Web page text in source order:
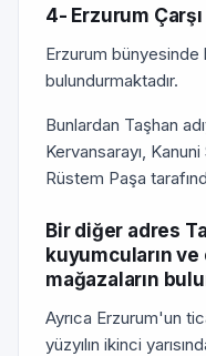
4- Erzurum Çarşı
Erzurum bünyesinde
bulundurmaktadır.
Bunlardan Taşhan
Kervansarayı, Kanuni
Rüs­tem Paşa
Bir diğer adres
kuyumcuların ve
mağazaların
Ayrıca Erzurum'un
yüzyılın ikinci